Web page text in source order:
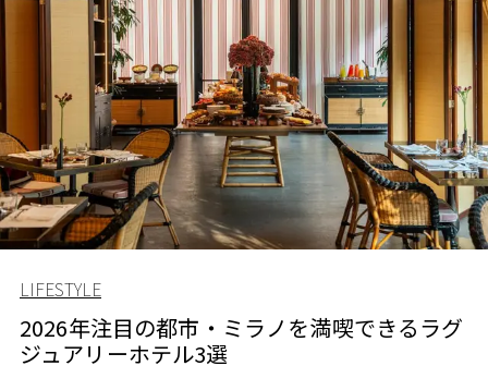
LIFESTYLE
2026年注目の都市・ミラノを満喫できるラグ
ジュアリーホテル3選